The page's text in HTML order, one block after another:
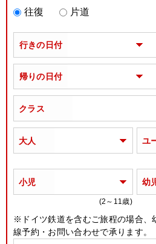
往復 片道
行きの日付
帰りの日付
クラス
大人 ユ
小児
(2～11歳)
幼
※ドイツ鉄道を含むご旅程の場合、
線予約・お問い合わせで承ります。